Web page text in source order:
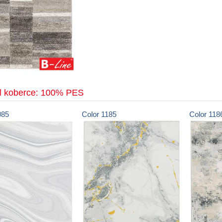
koberce: 100% PES
Color 1185 Color